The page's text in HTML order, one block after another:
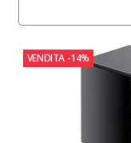
VENDITA -14%